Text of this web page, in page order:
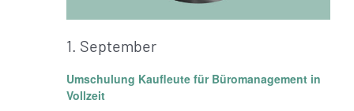
Umschulung Kaufleute für Büromanagement in
Vollzeit
1. September